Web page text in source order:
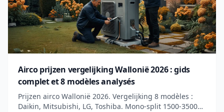
Airco prijzen vergelijking Wallonië 2026 : gids
complet et 8 modèles analysés
Prijzen airco Wallonië 2026. Vergelijking 8 modèles :
Daikin, Mitsubishi, LG, Toshiba. Mono-split 1500-3500€,